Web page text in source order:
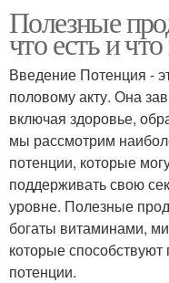
Полезные
что есть и
Введение Потенция -
половому акту. Она
включая здоровье,
мы рассмотрим
потенции, которые
поддерживать свою
уровне. Полезные
богаты витаминами,
которые
потенции.